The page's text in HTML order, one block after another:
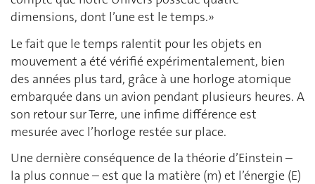
dimensions, dont l’une est le temps.»
Le fait que le temps ralentit pour les objets en
mouvement a été vérifié expérimentalement, bien
des années plus tard, grâce à une horloge atomique
embarquée dans un avion pendant plusieurs heures. A
son retour sur Terre, une infime différence est
mesurée avec l’horloge restée sur place.
Une dernière conséquence de la théorie d’Einstein –
la plus connue – est que la matière (m) et l’énergie (E)